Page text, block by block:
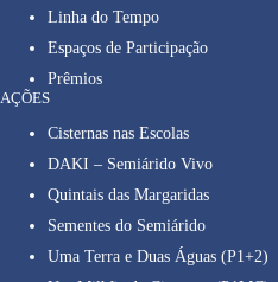
Linha do Tempo
Espaços de Participação
Prêmios
AÇÕES
Cisternas nas Escolas
DAKI – Semiárido Vivo
Quintais das Margaridas
Sementes do Semiárido
Uma Terra e Duas Águas (P1+2)